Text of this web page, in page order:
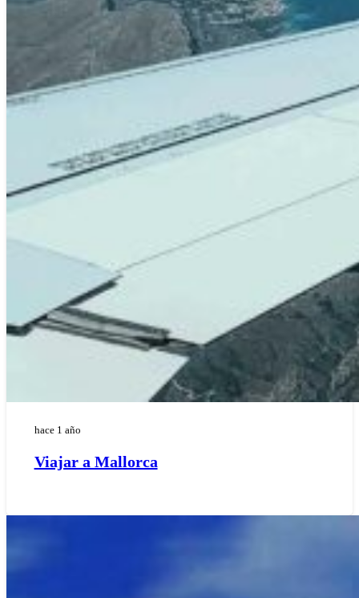
hace 1 año
Viajar a Mallorca